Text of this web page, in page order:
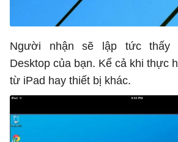
Người nhận sẽ lập tức thấy
Desktop của bạn. Kể cả khi thực
từ iPad hay thiết bị khác.